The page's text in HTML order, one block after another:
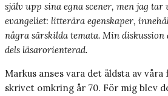
själv upp sina egna scener, men jag tar
evangeliet: litterära egenskaper,
några särskilda temata. Min
dels läsarorienterad.
Markus anses vara det äldsta av
skrivet omkring år 70. För mig blev